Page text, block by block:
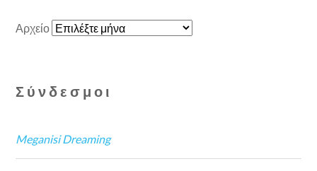
Αρχείο
Σύνδεσμοι
Meganisi Dreaming